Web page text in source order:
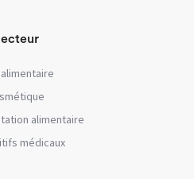
alimentaire
médicaux